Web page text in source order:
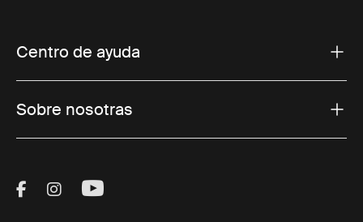
Centro de ayuda
Sobre nosotras
Visit Thule on Facebook (external link)
Visit Thule on Instagram (external link)
Visit Thule on Youtube (external